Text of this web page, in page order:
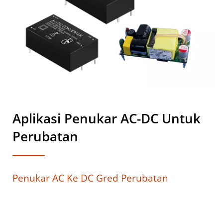
Aplikasi Penukar AC-DC Untuk
Perubatan
Penukar AC Ke DC Gred Perubatan